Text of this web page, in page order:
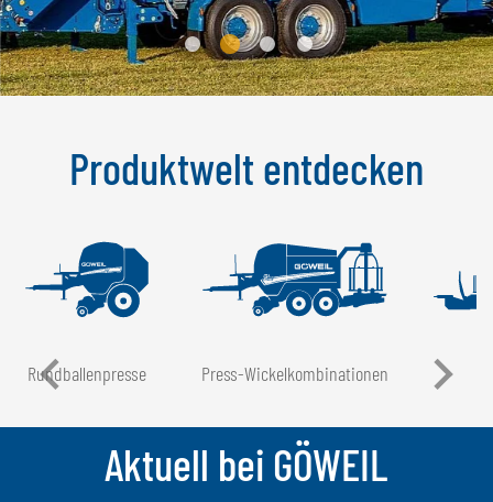
NEDERLANDS
BELGIEN
NEDERLANDS
FRANÇAIS
SCHWEIZ
GÖWEIL Schweiz
DEUTSCH
FRANÇAIS
Produktwelt entdecken
Rundballen­presse Press-Wickel­kombinationen
Aktuell bei GÖWEIL